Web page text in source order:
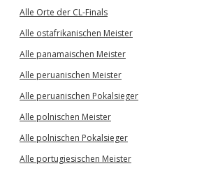
Alle Orte der CL-Finals
Alle ostafrikanischen Meister
Alle panamaischen Meister
Alle peruanischen Meister
Alle peruanischen Pokalsieger
Alle polnischen Meister
Alle polnischen Pokalsieger
Alle portugiesischen Meister